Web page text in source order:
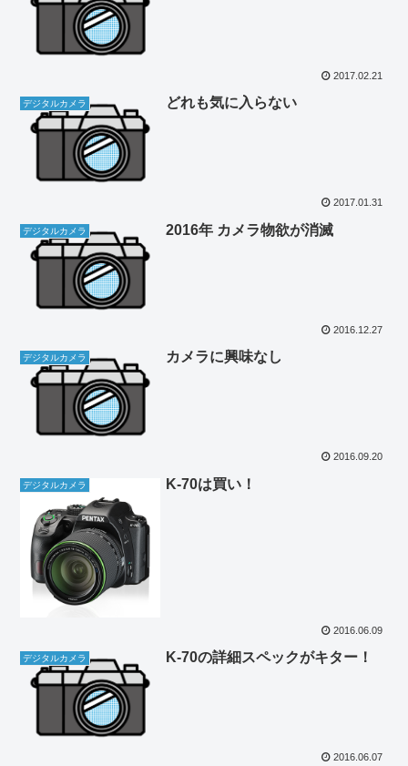
2017.02.21
デジタルカメラ どれも気に入らない
2017.01.31
デジタルカメラ 2016年 カメラ物欲が消滅
2016.12.27
デジタルカメラ カメラに興味なし
2016.09.20
デジタルカメラ K-70は買い！
2016.06.09
デジタルカメラ K-70の詳細スペックがキター！
2016.06.07